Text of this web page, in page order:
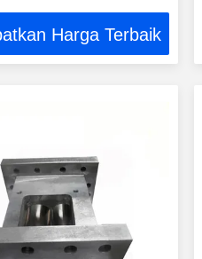
Halus
Harga Terbaik